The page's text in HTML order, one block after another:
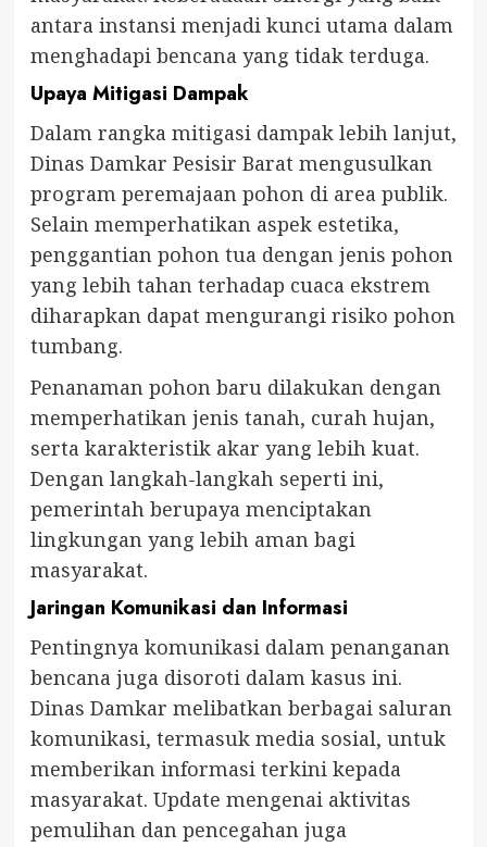
antara instansi menjadi kunci utama dalam
menghadapi bencana yang tidak terduga.
Upaya Mitigasi Dampak
Dalam rangka mitigasi dampak lebih lanjut,
Dinas Damkar Pesisir Barat mengusulkan
program peremajaan pohon di area publik.
Selain memperhatikan aspek estetika,
penggantian pohon tua dengan jenis pohon
yang lebih tahan terhadap cuaca ekstrem
diharapkan dapat mengurangi risiko pohon
tumbang.
Penanaman pohon baru dilakukan dengan
memperhatikan jenis tanah, curah hujan,
serta karakteristik akar yang lebih kuat.
Dengan langkah-langkah seperti ini,
pemerintah berupaya menciptakan
lingkungan yang lebih aman bagi
masyarakat.
Jaringan Komunikasi dan Informasi
Pentingnya komunikasi dalam penanganan
bencana juga disoroti dalam kasus ini.
Dinas Damkar melibatkan berbagai saluran
komunikasi, termasuk media sosial, untuk
memberikan informasi terkini kepada
masyarakat. Update mengenai aktivitas
pemulihan dan pencegahan juga